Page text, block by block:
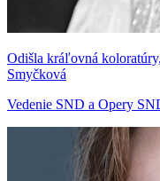
Odišla kráľovná
Smyčková
Vedenie SND a Opery